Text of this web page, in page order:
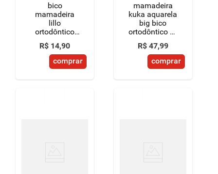
bico
mamadeira
lillo
ortodôntico
silicone com 2
unidades
tamanho 02
R$ 14,90
comprar
mamadeira
kuka aquarela
big bico
ortodôntico nº
2 rosa com
alça 330ml
R$ 47,99
comprar